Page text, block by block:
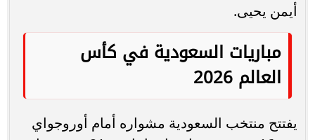
أيمن يحيى.
مباريات السعودية في كأس
العالم 2026
يفتتح منتخب السعودية مشواره أمام أوروجواي